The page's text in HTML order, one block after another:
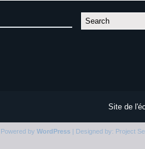
Site de
Powered by WordPress| Designed by: Project